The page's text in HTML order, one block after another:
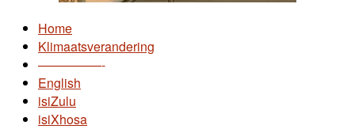
Home
Klimaatsverandering
—————-
English
isiZulu
isiXhosa